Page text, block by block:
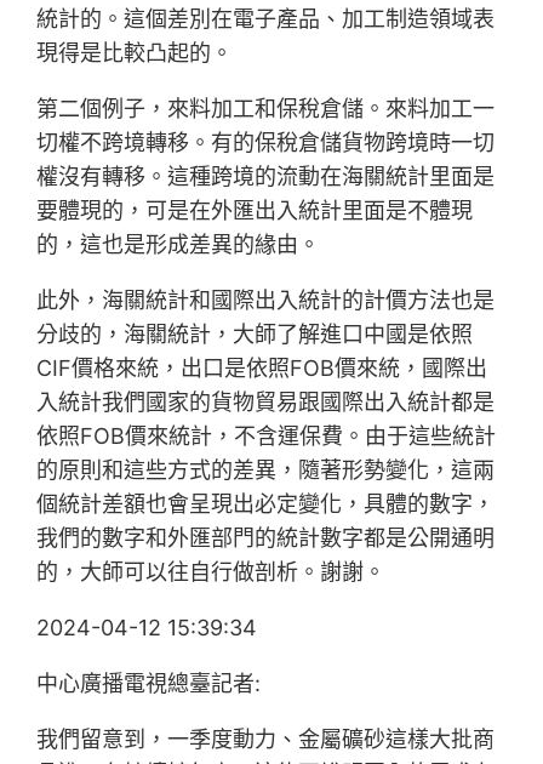
統計的。這個差別在電子產品、加工制造領域表
現得是比較凸起的。
第二個例子，來料加工和保稅倉儲。來料加工一
切權不跨境轉移。有的保稅倉儲貨物跨境時一切
權沒有轉移。這種跨境的流動在海關統計里面是
要體現的，可是在外匯出入統計里面是不體現
的，這也是形成差異的緣由。
此外，海關統計和國際出入統計的計價方法也是
分歧的，海關統計，大師了解進口中國是依照
CIF價格來統，出口是依照FOB價來統，國際出
入統計我們國家的貨物貿易跟國際出入統計都是
依照FOB價來統計，不含運保費。由于這些統計
的原則和這些方式的差異，隨著形勢變化，這兩
個統計差額也會呈現出必定變化，具體的數字，
我們的數字和外匯部門的統計數字都是公開通明
的，大師可以往自行做剖析。謝謝。
2024-04-12 15:39:34
中心廣播電視總臺記者:
我們留意到，一季度動力、金屬礦砂這樣大批商